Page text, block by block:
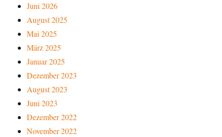
Juni 2026
August 2025
Mai 2025
März 2025
Januar 2025
Dezember 2023
August 2023
Juni 2023
Dezember 2022
November 2022